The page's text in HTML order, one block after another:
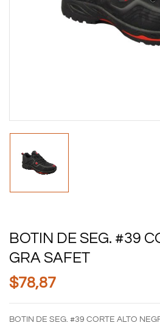
BOTIN DE SEG. #39
GRA SAFET
$78,87
BOTIN DE SEG. #39 CORTE ALTO